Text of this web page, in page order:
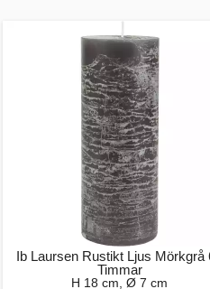
Ib Laursen Rustikt Ljus Mörkgrå
Timmar
H 18 cm, Ø 7 cm